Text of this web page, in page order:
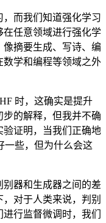
而我们知道强化学习
任意领域进行强化学
摘要生成、写诗、编
学和编程等领域之外
时，这确实是提升
的解释，但我并不确
证明，当我们正确地
一些，但为什么会这
器和生成器之间的差
对于人类来说，判别
行监督微调时，我们